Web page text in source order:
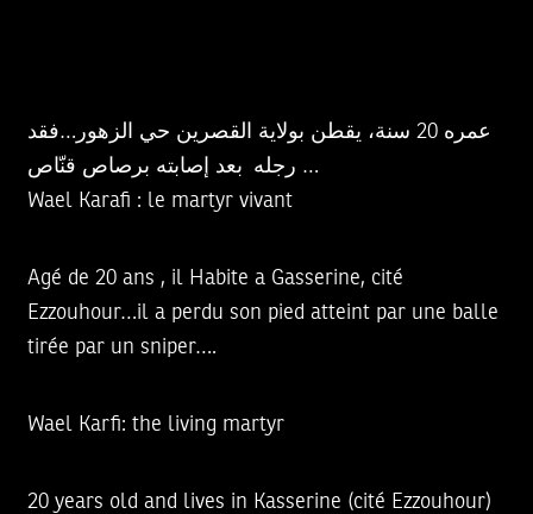
عمره 20 سنة، يقطن بولاية القصرين حي الزهور…فقد
رجله بعد إصابته برصاص قنّاص …
Wael Karafi : le martyr vivant
Agé de 20 ans , il Habite a Gasserine, cité
Ezzouhour…il a perdu son pied atteint par une balle
tirée par un sniper….
Wael Karfi: the living martyr
20 years old and lives in Kasserine (cité Ezzouhour)